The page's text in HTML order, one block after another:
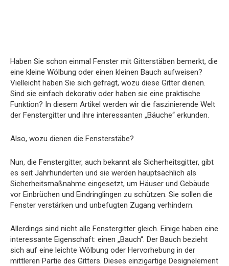
Haben Sie schon einmal Fenster mit Gitterstäben bemerkt, die
eine kleine Wölbung oder einen kleinen Bauch aufweisen?
Vielleicht haben Sie sich gefragt, wozu diese Gitter dienen.
Sind sie einfach dekorativ oder haben sie eine praktische
Funktion? In diesem Artikel werden wir die faszinierende Welt
der Fenstergitter und ihre interessanten „Bäuche“ erkunden.
Also, wozu dienen die Fensterstäbe?
Nun, die Fenstergitter, auch bekannt als Sicherheitsgitter, gibt
es seit Jahrhunderten und sie werden hauptsächlich als
Sicherheitsmaßnahme eingesetzt, um Häuser und Gebäude
vor Einbrüchen und Eindringlingen zu schützen. Sie sollen die
Fenster verstärken und unbefugten Zugang verhindern.
Allerdings sind nicht alle Fenstergitter gleich. Einige haben eine
interessante Eigenschaft: einen „Bauch“. Der Bauch bezieht
sich auf eine leichte Wölbung oder Hervorhebung in der
mittleren Partie des Gitters. Dieses einzigartige Designelement